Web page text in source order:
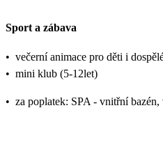
Sport a zábava
• večerní animace pro děti i
• mini klub (5-12let)
• za poplatek: SPA - vnitřní